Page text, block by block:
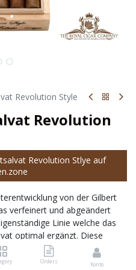
Orders Konto
Revolution Style
Revolution
Revolution Stlye auf
von der Gilbert
verfeinert und abgeändert
Linie welche das
optimal ergänzt. Diese
ausgezeichneten
auch durch das perfekte Preis